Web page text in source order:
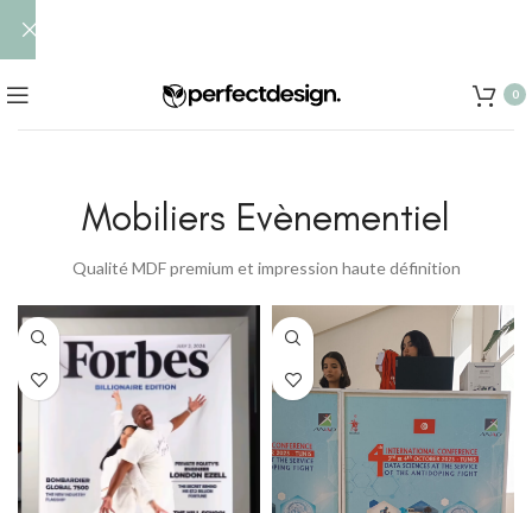
0
Mobiliers Evènementiel
Qualité MDF premium et impression haute définition